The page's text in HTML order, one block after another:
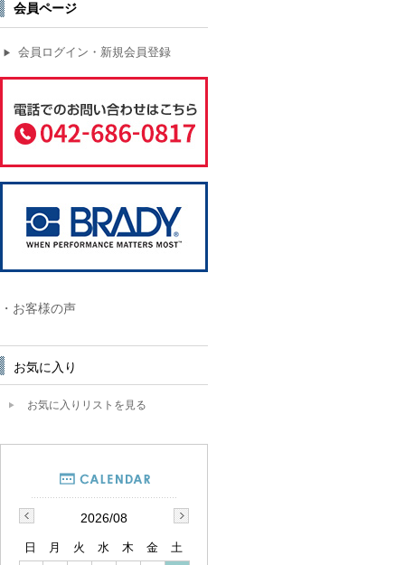
会員ページ
▶ 会員ログイン・新規会員登録
・お客様の声
お気に入り
お気に入りリストを見る
2026/08
日 月 火 水 木 金
土